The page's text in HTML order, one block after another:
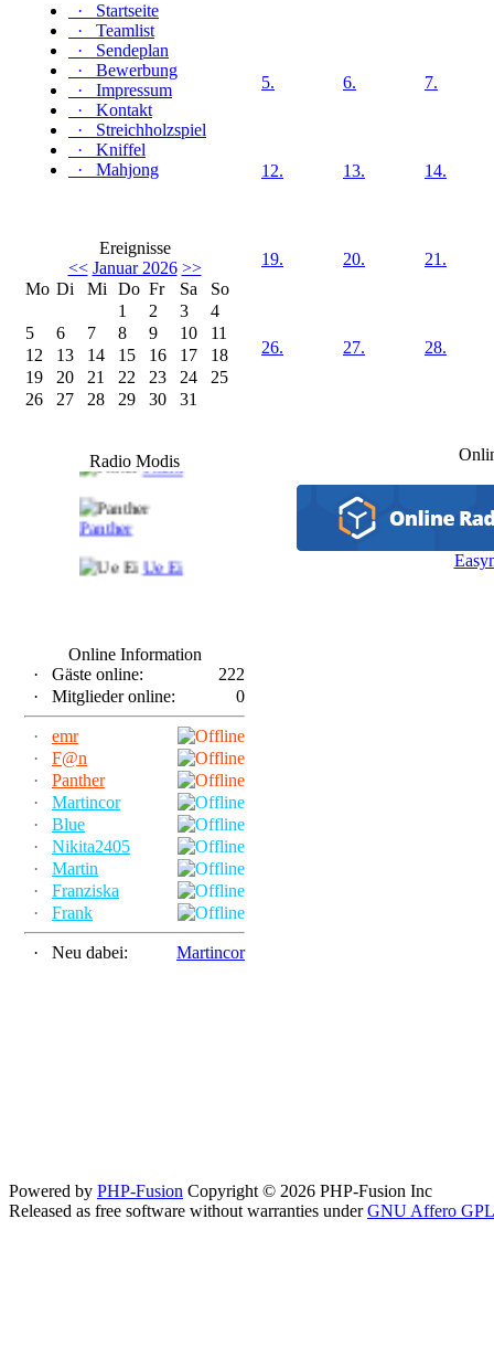
·
Startseite
·
Teamlist
·
Sendeplan
·
Bewerbung
·
Impressum
·
Kontakt
·
Streichholzspiel
·
Kniffel
·
Mahjong
Ereignisse
<< Januar 2026 >>
Mo Di Mi Do Fr Sa
So
1
2 3
4
5
6 7 8 9 10
11
12
13 14 15 16 17
18
19
20 21 22 23 24
25
26
27 28 29 30 31
Radio Modis
Frank
Panther
Ue Ei
Online Information
·
Gäste online:
222
·
Mitglieder online: 0
·
emr
·
F@n
·
Panther
·
Martincor
·
Blue
·
Nikita2405
·
Martin
·
Franziska
·
Frank
· Neu dabei: Martincor
5. 6. 7.
12. 13. 14.
19. 20. 21.
26. 27. 28.
Powered by PHP-Fusion Copyright © 2026 PHP-Fusion Inc
Released as free software without warranties underGNU Affero GPL